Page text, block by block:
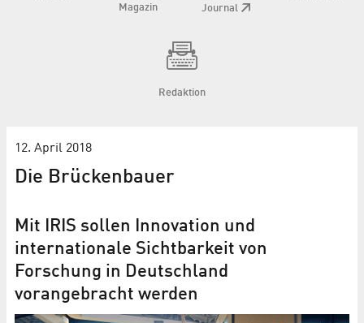
Magazin
Journal
Redaktion
12. April 2018
Die Brückenbauer
Mit IRIS sollen Innovation und
internationale Sichtbarkeit von
Forschung in Deutschland
vorangebracht werden